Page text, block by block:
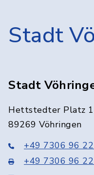
Stadt
Stadt
Hettstedter Platz 1
89269 Vöhringen
+49 7306 96
+49 7306 96